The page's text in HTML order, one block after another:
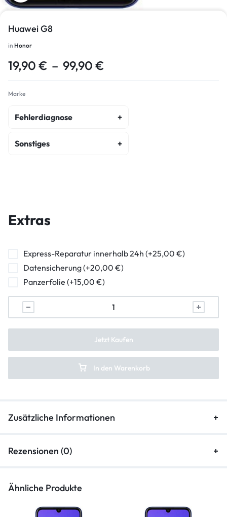
Huawei G8
in Honor
19,90 € – 99,90 €
Marke
Fehlerdiagnose
fehlerdiagnose
Sonstiges
ladebuchse-reparatur
lautstarkeregler-reparatur
mikrofon-reparatur
backcover-reparatur
frontkamera-reparatur
hauptkamera-reparatur
kameraglasreparatur
Extras
Express-Reparatur innerhalb 24h (+25,00 €)
Datensicherung (+20,00 €)
Panzerfolie (+15,00 €)
In den Warenkorb
Jetzt Kaufen
Zusätzliche Informationen
Rezensionen (0)
Ähnliche Produkte